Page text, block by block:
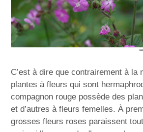
C’est à dire que contrairement à la
plantes à fleurs qui sont
compagnon rouge possède des
et d’autres à fleurs femelles. À
grosses fleurs roses paraissent